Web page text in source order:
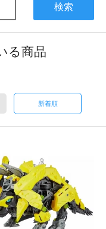
検索
る商品
新着順